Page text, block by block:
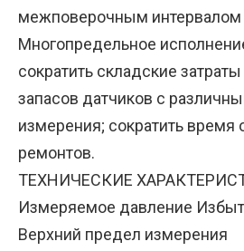
межповерочным интервалом
Многопредельное
сократить складские
запасов датчиков с
измерения; сократить время
ремонтов.
ТЕХНИЧЕСКИЕ
Измеряемое давление
Верхний предел измерения